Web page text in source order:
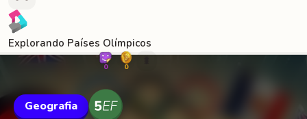
Explorando Países Olímpicos
0 0
Geografia